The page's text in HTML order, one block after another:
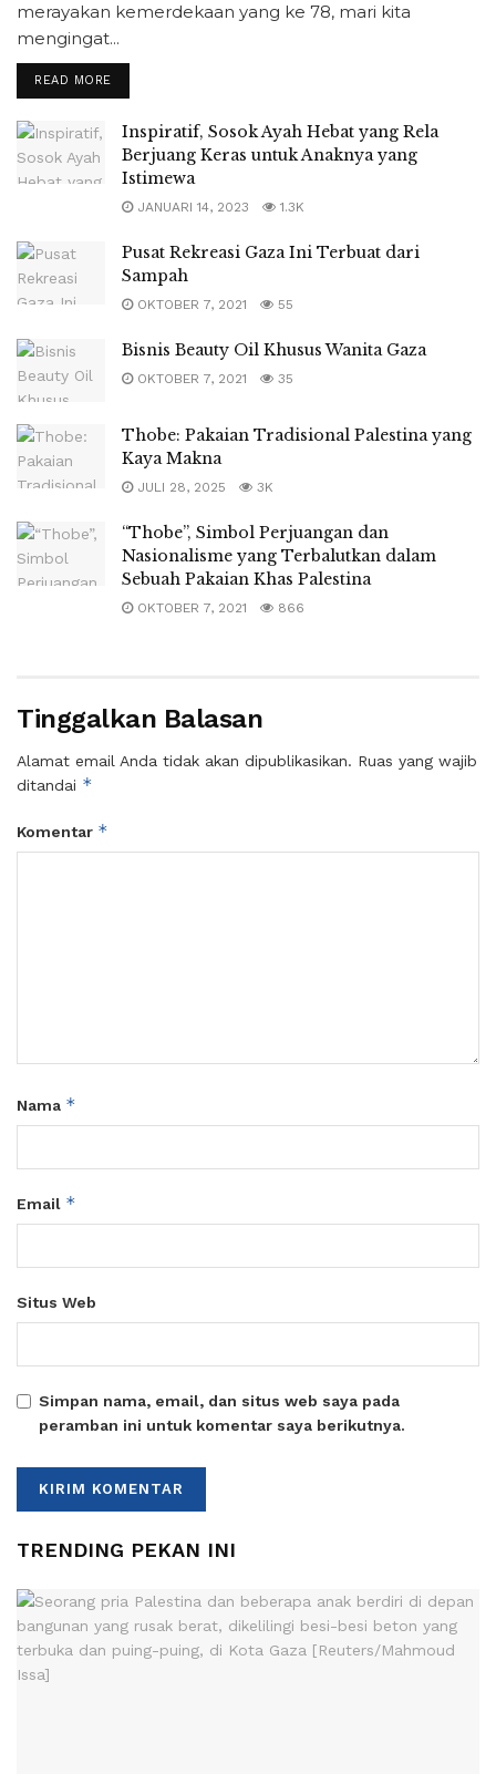
merayakan kemerdekaan yang ke 78, mari kita
mengingat...
READ MORE
Inspiratif, Sosok Ayah Hebat yang Rela
Berjuang Keras untuk Anaknya yang
Istimewa
JANUARI 14, 2023 1.3K
Pusat Rekreasi Gaza Ini Terbuat dari
Sampah
OKTOBER 7, 2021 55
Bisnis Beauty Oil Khusus Wanita Gaza
OKTOBER 7, 2021 35
Thobe: Pakaian Tradisional Palestina yang
Kaya Makna
JULI 28, 2025 3K
“Thobe”, Simbol Perjuangan dan
Nasionalisme yang Terbalutkan dalam
Sebuah Pakaian Khas Palestina
OKTOBER 7, 2021 866
Tinggalkan Balasan
Alamat email Anda tidak akan dipublikasikan. Ruas yang wajib
ditandai *
Komentar *
Nama *
Email *
Situs Web
Simpan nama, email, dan situs web saya pada
peramban ini untuk komentar saya berikutnya.
TRENDING PEKAN INI